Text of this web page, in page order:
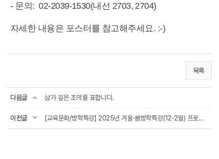
- 문의: 02-2039-1530(내선 2703, 2704)
자세한 내용은 포스터를 참고해주세요. :-)
목록
다음글 삼가 깊은 조의를 표합니다.
이전글 [교육문화/방학특강] 2025년 겨울·봄방학특강(12-2월) 프로그램